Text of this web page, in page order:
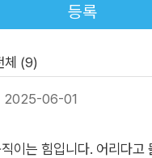
등록
체 (9)
2025-06-01
이는 힘입니다. 어리다고